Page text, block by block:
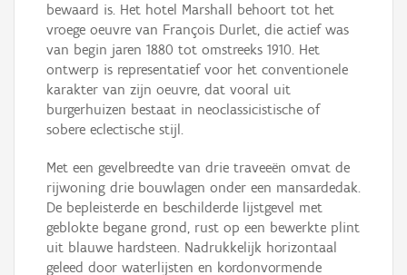
bewaard is. Het hotel Marshall behoort tot het
vroege oeuvre van François Durlet, die actief was
van begin jaren 1880 tot omstreeks 1910. Het
ontwerp is representatief voor het conventionele
karakter van zijn oeuvre, dat vooral uit
burgerhuizen bestaat in neoclassicistische of
sobere eclectische stijl.
Met een gevelbreedte van drie traveeën omvat de
rijwoning drie bouwlagen onder een mansardedak.
De bepleisterde en beschilderde lijstgevel met
geblokte begane grond, rust op een bewerkte plint
uit blauwe hardsteen. Nadrukkelijk horizontaal
geleed door waterlijsten en kordonvormende